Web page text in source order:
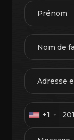
+1